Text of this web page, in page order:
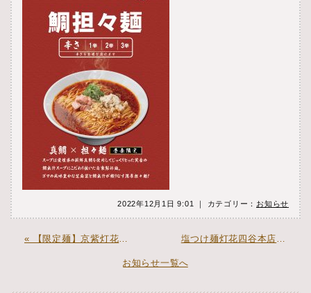
2022年12月1日 9:01 ｜ カテゴリー： お知らせ
« 【限定麺】京紫灯花繚乱冬季限定「黒味噌らーめん」絶賛発売中 塩つけ麺灯花四谷本店限定麺 【濃厚白味噌ラーメン 〜海老担々麺仕立て〜】絶賛発売中 »
お知らせ一覧へ